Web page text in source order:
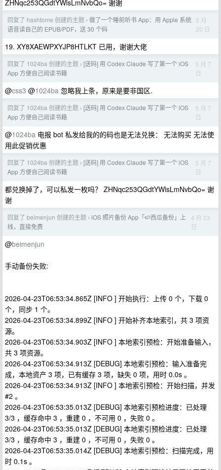
ZHNqc253QGdtYWlsLmNvbQo= 谢谢
回复了 hashtome 创建的主题 › 做了一个睡前听书 App：用 Apple 系统
语音读自己的 EPUB/PDF，送 30 个码
5 月
20 日
19. XY8XAEWPXYJP8HTLKT 已用，谢谢大佬
回复了 1024ba 创建的主题 › [送码] 用 Codex Claude 写了第一个 iOS
App 方便自己阅读书籍
5 月 7
日
@css3 @1024ba 忽略我上条，原来是要非国区.
回复了 1024ba 创建的主题 › [送码] 用 Codex Claude 写了第一个 iOS
App 方便自己阅读书籍
5 月 7
日
@1024ba 电报 bot 私发给我的的码也是无法兑换： 无法购买 无法使
用此促销优惠
回复了 1024ba 创建的主题 › [送码] 用 Codex Claude 写了第一个 iOS
App 方便自己阅读书籍
5 月 7
日
都兑换掉了，可以私发一枚吗？ ZHNqc253QGdtYWlsLmNvbQo= 谢
谢
回复了 beimenjun 创建的主题 › iOS 照片备份 App「🍉西瓜备份」上
线，直接免费
4 月 23
日
@beimenjun
手动备份失败:
2026-04-23T06:53:34.865Z [INFO ] 开始执行：上传 0 个，下载 0
个，同步 1 个。
2026-04-23T06:53:34.899Z [INFO ] 开始补齐本地索引，共 3 项资
源。
2026-04-23T06:53:34.903Z [INFO ] 本地索引预检：开始准备输入，
共 3 项资源。
2026-04-23T06:53:34.913Z [DEBUG] 本地索引预检：输入准备完
成，本地资产 3 项，已有缓存 3 项，缺失 0 项，用时 0.0s 。
2026-04-23T06:53:34.913Z [INFO ] 本地索引预检：开始扫描，并发
#2 。
2026-04-23T06:53:35.013Z [DEBUG] 本地索引预检进度：已处理
3/3 ，缓存命中 3 ，重建 0 ，不可用 0 ，失败 0 。
2026-04-23T06:53:35.013Z [DEBUG] 本地索引预检进度：已处理
3/3 ，缓存命中 3 ，重建 0 ，不可用 0 ，失败 0 。
2026-04-23T06:53:35.014Z [DEBUG] 本地索引预检：扫描完成，用
时 0.1s 。